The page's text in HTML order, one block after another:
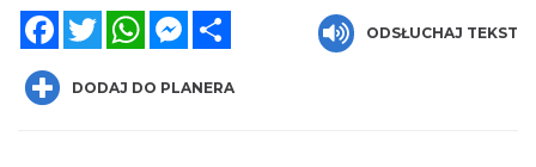
FacebookTwitterWhatsAppMessenger
ODSŁUCHAJ TEKST
DODAJ DO PLANERA